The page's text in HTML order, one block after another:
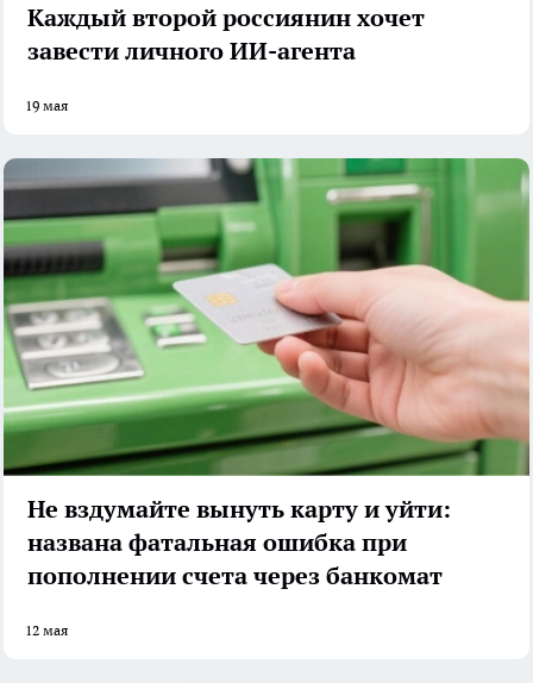
Каждый второй россиянин хочет
завести личного ИИ-агента
19 мая
Не вздумайте вынуть карту и уйти:
названа фатальная ошибка при
пополнении счета через банкомат
12 мая